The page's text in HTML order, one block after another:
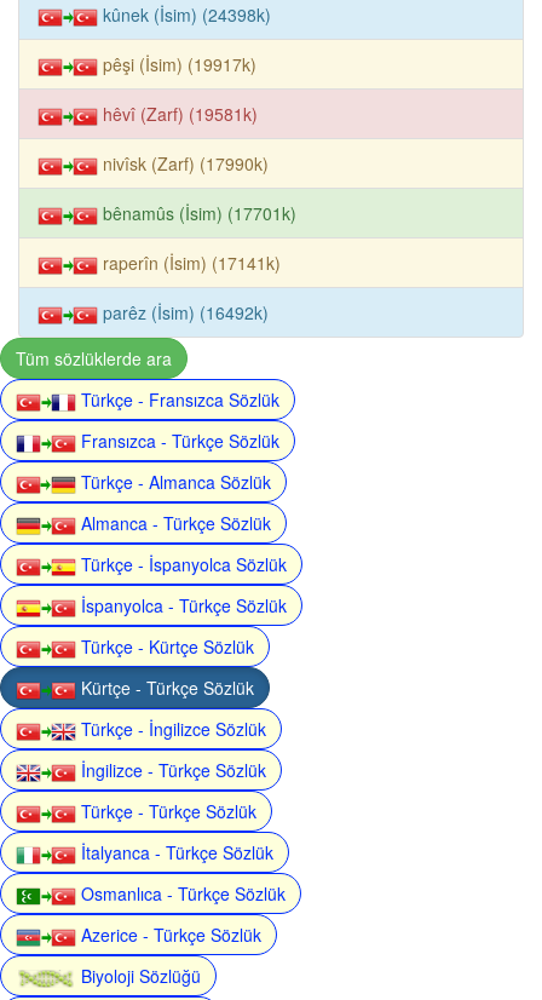
kûnek (İsim) (24398k)
pêşi (İsim) (19917k)
hêvî (Zarf) (19581k)
nivîsk (Zarf) (17990k)
bênamûs (İsim) (17701k)
raperîn (İsim) (17141k)
parêz (İsim) (16492k)
Tüm sözlüklerde ara
Türkçe - Fransızca Sözlük
Fransızca - Türkçe Sözlük
Türkçe - Almanca Sözlük
Almanca - Türkçe Sözlük
Türkçe - İspanyolca Sözlük
İspanyolca - Türkçe Sözlük
Türkçe - Kürtçe Sözlük
Kürtçe - Türkçe Sözlük
Türkçe - İngilizce Sözlük
İngilizce - Türkçe Sözlük
Türkçe - Türkçe Sözlük
İtalyanca - Türkçe Sözlük
Osmanlıca - Türkçe Sözlük
Azerice - Türkçe Sözlük
Biyoloji Sözlüğü